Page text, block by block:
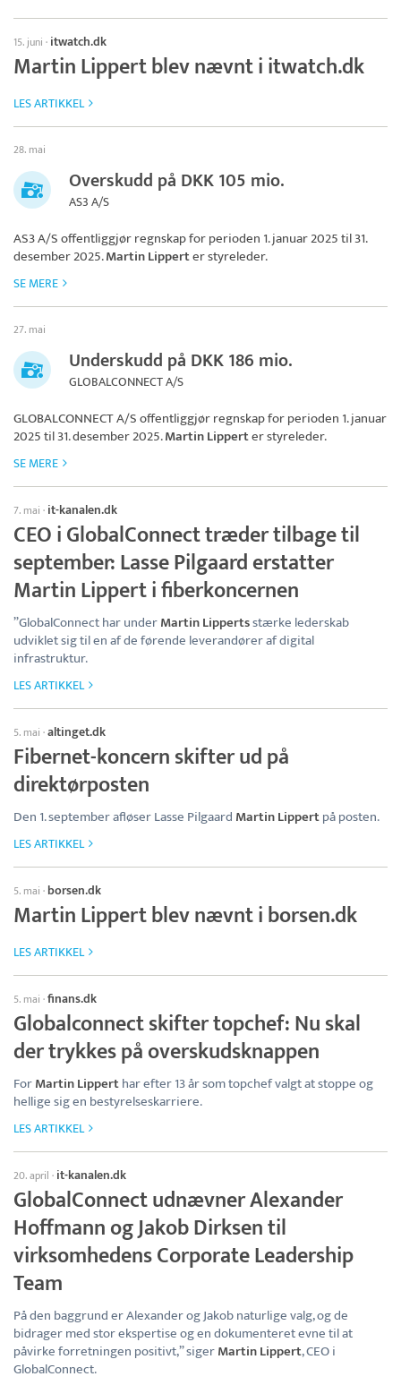
15. juni · itwatch.dk
Martin Lippert blev nævnt i itwatch.dk
LES ARTIKKEL
28. mai
Overskudd på DKK 105 mio.
AS3 A/S
AS3 A/Soffentliggjør regnskap for perioden 1. januar 2025 til 31.
desember 2025.Martin Lipperter styreleder.
SE MERE
27. mai
Underskudd på DKK 186 mio.
GLOBALCONNECT A/S
GLOBALCONNECT A/Soffentliggjør regnskap for perioden 1. januar
2025 til 31. desember 2025.Martin Lipperter styreleder.
SE MERE
7. mai · it-kanalen.dk
CEO i GlobalConnect træder tilbage til
september: Lasse Pilgaard erstatter
Martin Lippert i fiberkoncernen
”GlobalConnect har underMartin Lippertsstærke lederskab
udviklet sig til en af de førende leverandører af digital
infrastruktur.
LES ARTIKKEL
5. mai ·altinget.dk
Fibernet-koncern skifter ud på
direktørposten
Den 1. september afløser Lasse Pilgaard Martin Lippertpå posten.
LES ARTIKKEL
5. mai · borsen.dk
Martin Lippert blev nævnt i borsen.dk
LES ARTIKKEL
5. mai ·finans.dk
Globalconnect skifter topchef: Nu skal
der trykkes på overskudsknappen
ForMartin Lipperthar efter 13 år som topchef valgt at stoppe og
hellige sig en bestyrelseskarriere.
LES ARTIKKEL
20. april · it-kanalen.dk
GlobalConnect udnævner Alexander
Hoffmann og Jakob Dirksen til
virksomhedens Corporate Leadership
Team
På den baggrund er Alexander og Jakob naturlige valg, og de
bidrager med stor ekspertise og en dokumenteret evne til at
påvirke forretningen positivt,” sigerMartin Lippert, CEO i
GlobalConnect.